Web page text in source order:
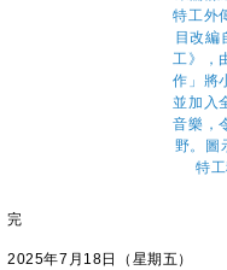
完
2025年7月18日（星期五）